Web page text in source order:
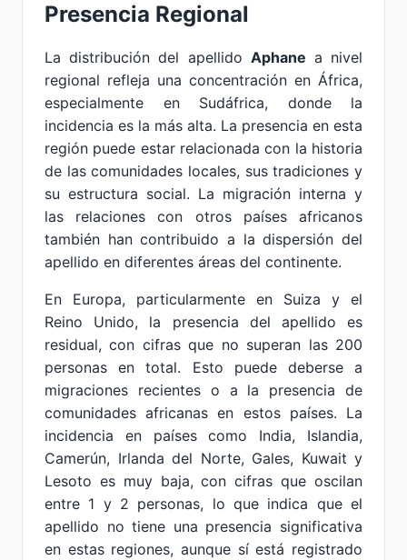
Presencia Regional
La distribución del apellido Aphane a nivel
regional refleja una concentración en África,
especialmente en Sudáfrica, donde la
incidencia es la más alta. La presencia en esta
región puede estar relacionada con la historia
de las comunidades locales, sus tradiciones y
su estructura social. La migración interna y
las relaciones con otros países africanos
también han contribuido a la dispersión del
apellido en diferentes áreas del continente.
En Europa, particularmente en Suiza y el
Reino Unido, la presencia del apellido es
residual, con cifras que no superan las 200
personas en total. Esto puede deberse a
migraciones recientes o a la presencia de
comunidades africanas en estos países. La
incidencia en países como India, Islandia,
Camerún, Irlanda del Norte, Gales, Kuwait y
Lesoto es muy baja, con cifras que oscilan
entre 1 y 2 personas, lo que indica que el
apellido no tiene una presencia significativa
en estas regiones, aunque sí está registrado